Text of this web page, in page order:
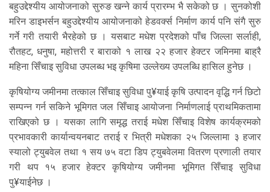
बहुउद्देश्यीय आयोजनाको सुरुङ खन्ने कार्य प्रारम्भ भै सकेको छ । सुनकोशी
मरिन डाइभर्सन बहुउद्देश्यीय आयोजनाको हेडवर्क्स निर्माण कार्य पनि संगै सुरु
गर्ने गरी तयारी भैरहेको छ । यसबाट मधेश प्रदेशको पाँच जिल्ला सर्लाही,
रौतहट, धनुषा, महोत्तरी र बाराको १ लाख २२ हजार हेक्टर जमिनमा बाह्रै
महिना सिँचाइ सुविधा उपलब्ध भइ कृषिमा उल्लेख्य उपलब्धि हासिल हुनेछ ।
कृषियोग्य जमीनमा तत्काल सिँचाइ सुविधा पु¥याई कृषि उत्पादन वृद्धि गर्न छिटो
सम्पन्न गर्न सकिने भूमिगत जल सिँचाइ आयोजना निर्माणलाई प्राथमिकतामा
राखिएको छ । यसका लागि समृद्ध तराई मधेश सिँचाइ विशेष कार्यक्रमको
प्रभावकारी कार्यान्वयनबाट तराई र भित्री मधेशका २५ जिल्लामा ३ हजार
स्यालो ट्युबवेल तथा १ सय ७५ वटा डिप ट्युबवेलमा वितरण प्रणाली तयार
गरी थप १५ हजार हेक्टर कृषियोग्य जमीनमा भूमिगत सिँचाइ सुविधा
पु¥याईनेछ ।